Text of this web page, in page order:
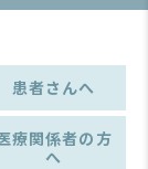
患者さんへ
療関係者の方
へ